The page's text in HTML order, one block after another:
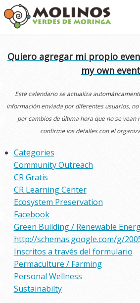
Skip
to
content
Quiero agregar mi propio
my own event
Este calendario se actualiza
información enviada por diferentes usuarios,
por cambios de última hora que no se vean
confirme los detalles con el
Categories
Community Outreach
CR Gratis
CR Learning Center
Ecosystem Preservation
Facebook
Green Building / Renewable
http://schemas.google.com/g/
Inscritos a través del formulario
Permaculture / Farming
Personal Wellness
Sustainabilty